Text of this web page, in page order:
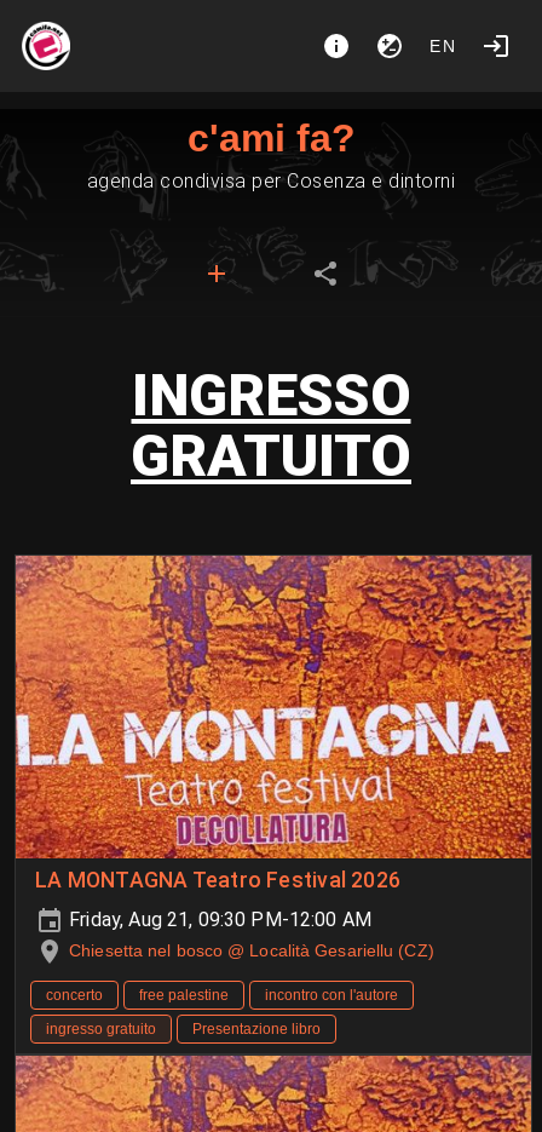
EN
c'ami fa?
agenda condivisa per Cosenza e dintorni
INGRESSO
GRATUITO
LA MONTAGNA Teatro Festival 2026
Friday, Aug 21, 09:30 PM-12:00 AM
Chiesetta nel bosco @ Località Gesariellu (CZ)
concerto free palestine
incontro con l'autore
ingresso gratuito
Presentazione libro